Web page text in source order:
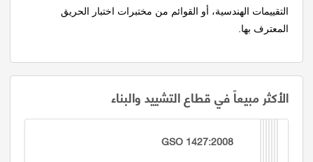
التقييمات الهندسية، أو القوائم من مختبرات اختبار الحريق
المعترف بها.
الأكثر مبيعاً في قطاع التشييد والبناء
GSO 1427:2008